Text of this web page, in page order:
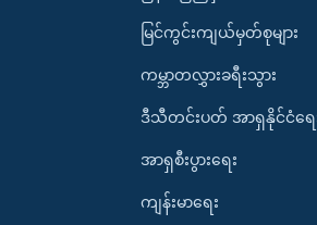
မြင်ကွင်းကျယ်မှတ်စုများ
ကမ္ဘာတလွှားခရီးသွား
ဒီသီတင်းပတ် အာရှနိုင်ငံရေ
အာရှစီးပွားရေး
ကျန်းမာရေး